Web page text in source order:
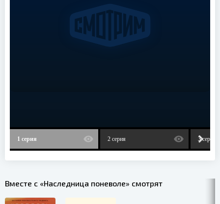
1 серия 2 серия 3 серия
Вместе с «Наследница поневоле» смотрят